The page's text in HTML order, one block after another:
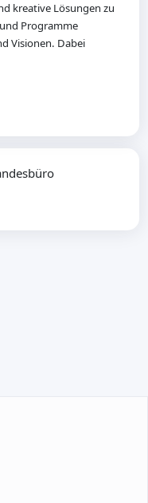
kreative Lösungen zu
Programme
Visionen. Dabei